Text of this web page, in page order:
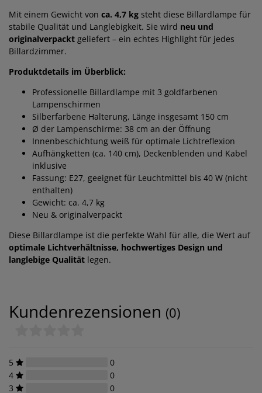
Mit einem Gewicht von ca. 4,7 kg steht diese Billardlampe für
stabile Qualität und Langlebigkeit. Sie wird neu und
originalverpackt geliefert – ein echtes Highlight für jedes
Billardzimmer.
Produktdetails im Überblick:
Professionelle Billardlampe mit 3 goldfarbenen
Lampenschirmen
Silberfarbene Halterung, Länge insgesamt 150 cm
Ø der Lampenschirme: 38 cm an der Öffnung
Innenbeschichtung weiß für optimale Lichtreflexion
Aufhängketten (ca. 140 cm), Deckenblenden und Kabel
inklusive
Fassung: E27, geeignet für Leuchtmittel bis 40 W (nicht
enthalten)
Gewicht: ca. 4,7 kg
Neu & originalverpackt
Diese Billardlampe ist die perfekte Wahl für alle, die Wert auf
optimale Lichtverhältnisse, hochwertiges Design und
langlebige Qualität legen.
Kundenrezensionen (0)
5
0
4
0
3
0